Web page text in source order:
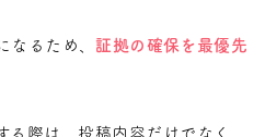
なるため、 証拠の確保を最優先
る際は、投稿内容だけでなく、